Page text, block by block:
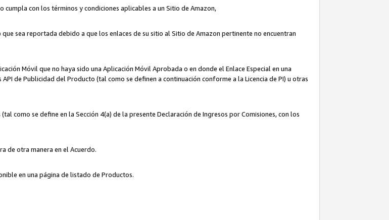
con los términos y condiciones aplicables a un Sitio de Amazon,
sea reportada debido a que los enlaces de su sitio al Sitio de Amazon pertinente no encuentran
Móvil que no haya sido una Aplicación Móvil Aprobada o en donde el Enlace Especial en una
de Publicidad del Producto (tal como se definen a continuación conforme a la Licencia de PI) u otras
como se define en la Sección 4(a) de la presente Declaración de Ingresos por Comisiones, con los
de otra manera en el Acuerdo.
en una página de listado de Productos.